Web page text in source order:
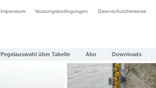
Impressum Nutzungsbedingungen Datenschutzhinweise
Pegelauswahl über Tabelle Abo Downloads